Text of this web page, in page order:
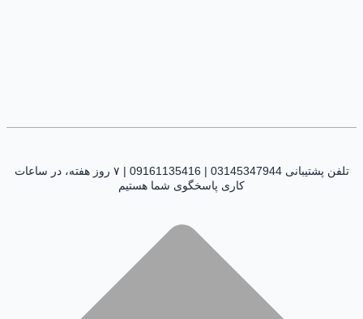
تلفن پشتیبانی 03145347944 | 09161135416 | ۷ روز هفته، در ساعات
کاری پاسخگوی شما هستیم